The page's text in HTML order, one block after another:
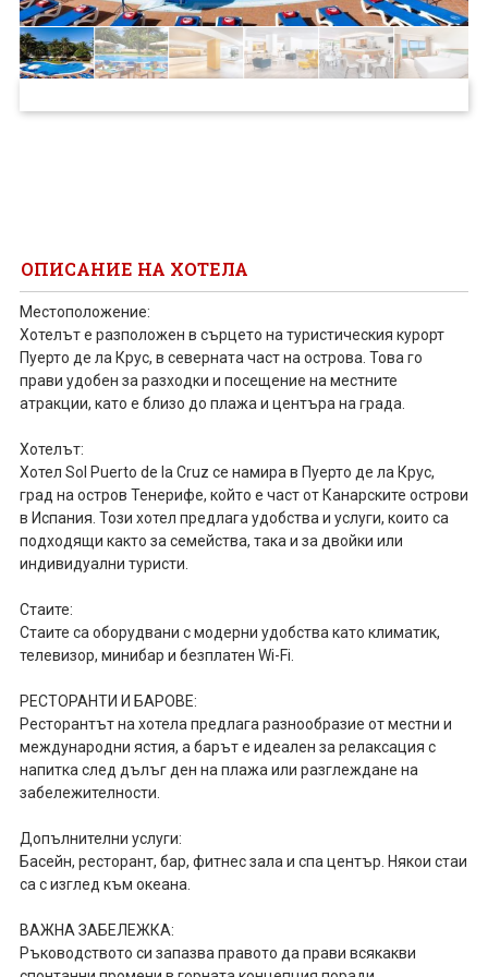
ПРОЕКТ
ОПИСАНИЕ НА ХОТЕЛА
Местоположение:
Хотелът е разположен в сърцето на туристическия курорт
Пуерто де ла Крус, в северната част на острова. Това го
прави удобен за разходки и посещение на местните
атракции, като е близо до плажа и центъра на града.
Хотелът:
Хотел Sol Puerto de la Cruz се намира в Пуерто де ла Крус,
град на остров Тенерифе, който е част от Канарските острови
в Испания. Този хотел предлага удобства и услуги, които са
подходящи както за семейства, така и за двойки или
индивидуални туристи.
Стаите:
Стаите са оборудвани с модерни удобства като климатик,
телевизор, минибар и безплатен Wi-Fi.
РЕСТОРАНТИ И БАРОВЕ:
Ресторантът на хотела предлага разнообразие от местни и
международни ястия, а барът е идеален за релаксация с
напитка след дълъг ден на плажа или разглеждане на
забележителности.
Допълнителни услуги:
Басейн, ресторант, бар, фитнес зала и спа център. Някои стаи
са с изглед към океана.
ВАЖНА ЗАБЕЛЕЖКА:
Ръководството си запазва правото да прави всякакви